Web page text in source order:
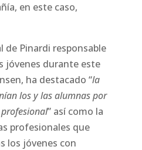
en este caso,
de Pinardi responsable
jóvenes durante este
ha destacado “la
los y las alumnas por
” así como la
profesionales que
los jóvenes con